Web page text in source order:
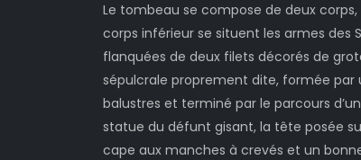
Le tombeau se compose de deux corps,
corps inférieur se situent les armes des
flanquées de deux filets décorés de
sépulcrale proprement dite, formée par
balustres et terminé par le parcours
statue du défunt gisant, la tête posée
cape aux manches à crevés et un